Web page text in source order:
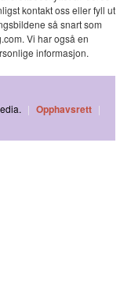
kontakt oss eller fyll ut
så snart som
Vi har også en
informasjon.
| Opphavsrett |